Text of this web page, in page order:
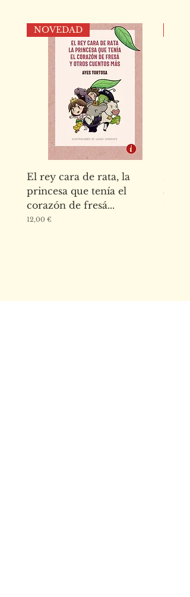
NOVEDAD
El rey cara de rata, la
princesa que tenía el
corazón de fresá...
Precio
12,00 €
El